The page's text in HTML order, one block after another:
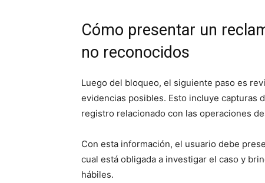
Cómo presentar un
no reconocidos
Luego del bloqueo, el siguiente paso es
evidencias posibles. Esto incluye capturas
registro relacionado con las operaciones
Con esta información, el usuario debe
cual está obligada a investigar el caso y
hábiles.